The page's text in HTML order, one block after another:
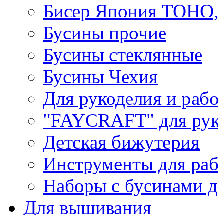
Бисер Япония
Бусины прочие
Бусины стеклянные
Бусины Чехия
Для рукоделия и
"FAYCRAFT" для
Детская бижутерия
Инструменты для
Наборы с бусинами
Для вышивания